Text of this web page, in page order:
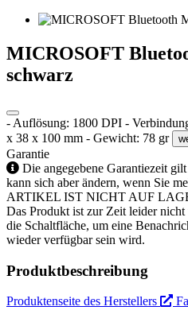
MICROSOFT
schwarz
- Auflösung: 1800 DPI -
x 38 x 100 mm - Gewicht: 78 gr
Garantie
Die angegebene Garantiezeit
kann sich aber ändern, wenn Sie
ARTIKEL IST NICHT AUF
Das Produkt ist zur Zeit leider
die Schaltfläche, um eine
wieder verfügbar sein wird.
Produktbeschreibung
Produktenseite des Herstellers